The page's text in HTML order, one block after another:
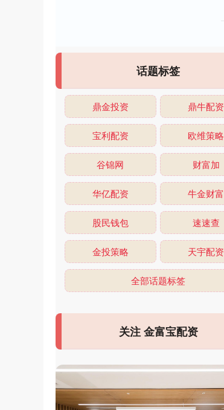
话题标签
鼎金投资 鼎牛配资
宝利配资 欧维策略
谷锦网 财富加
华亿配资 牛金财富
股民钱包 速速查
金投策略 天宇配资
全部话题标签
关注 金富宝配资